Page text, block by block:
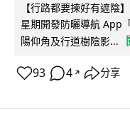
【行路都要揀好有遮陰
星期開發防曬導航 App
陽仰角及行道樹陰影...
93 4 ↗ 分享